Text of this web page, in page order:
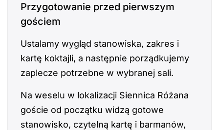
Przygotowanie przed pierwszym
gościem
Ustalamy wygląd stanowiska, zakres i
kartę koktajli, a następnie porządkujemy
zaplecze potrzebne w wybranej sali.
Na weselu w lokalizacji Siennica Różana
goście od początku widzą gotowe
stanowisko, czytelną kartę i barmanów,